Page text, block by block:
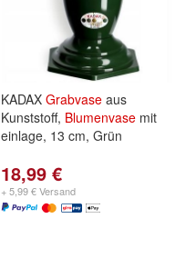
KADAX Grabvase aus
Kunststoff, Blumenvase mit
einlage, 13 cm, Grün
18,99 €
+ 5,99 € Versand